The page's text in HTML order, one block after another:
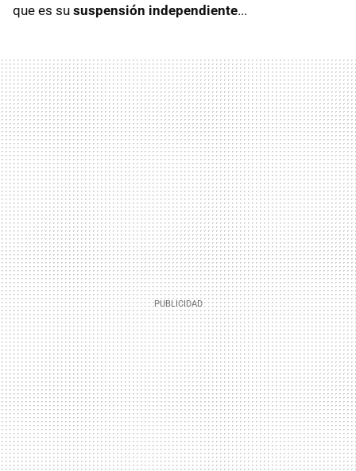
que es su suspensión independiente...